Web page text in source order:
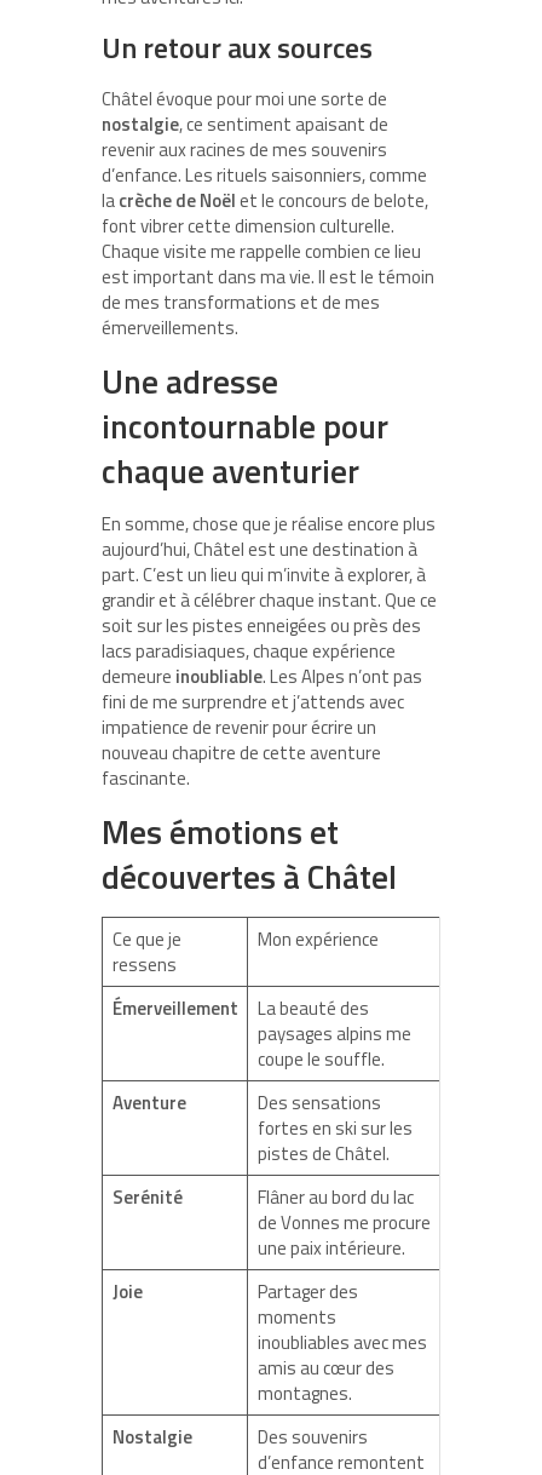
Un retour aux sources
Châtel évoque pour moi une sorte de
nostalgie, ce sentiment apaisant de
revenir aux racines de mes souvenirs
d’enfance. Les rituels saisonniers, comme
lacrèche de Noëlet le concours de belote,
font vibrer cette dimension culturelle.
Chaque visite me rappelle combien ce lieu
est important dans ma vie. Il est le témoin
de mes transformations et de mes
émerveillements.
Une adresse
incontournable pour
chaque aventurier
En somme, chose que je réalise encore plus
aujourd’hui, Châtel est une destination à
part. C’est un lieu qui m’invite à explorer, à
grandir et à célébrer chaque instant. Que ce
soit sur les pistes enneigées ou près des
lacs paradisiaques, chaque expérience
demeure inoubliable. Les Alpes n’ont pas
fini de me surprendre et j’attends avec
impatience de revenir pour écrire un
nouveau chapitre de cette aventure
fascinante.
Mes émotions et
découvertes à Châtel
Ce que je
ressens
Mon expérience
Émerveillement
La beauté des
paysages alpins me
coupe le souffle.
Aventure
Des sensations
fortes en ski sur les
pistes de Châtel.
Serénité
Flâner au bord du lac
de Vonnes me procure
une paix intérieure.
Joie
Partager des
moments
inoubliables avec mes
amis au cœur des
montagnes.
Nostalgie
Des souvenirs
d’enfance remontent